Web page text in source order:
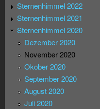
Sternenhimmel 2022
Sternenhimmel 2021
Sternenhimmel 2020
Dezember 2020
November 2020
Okober 2020
September 2020
August 2020
Juli 2020